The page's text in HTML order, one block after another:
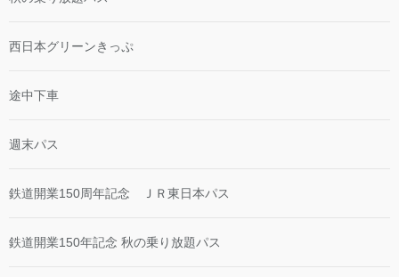
西日本グリーンきっぷ
途中下車
週末パス
鉄道開業150周年記念 ＪＲ東日本パス
鉄道開業150年記念 秋の乗り放題パス